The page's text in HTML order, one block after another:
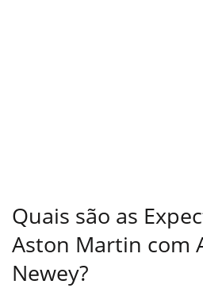
Quais são as
Aston Martin com
Newey?